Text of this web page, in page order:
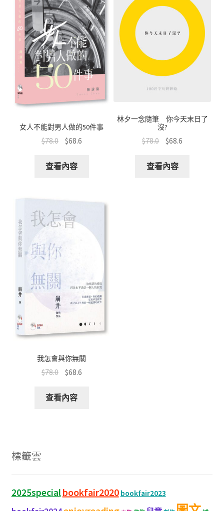
女人不能對男人做的50件事
$78.0 $68.6
查看內容
林夕一念隨筆 你今天末日了
沒?
$78.0 $68.6
查看內容
我怎會與你無關
$78.0 $68.6
查看內容
標籤雲
2025specialbookfair2020 bookfair2023